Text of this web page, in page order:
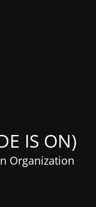
(Maintenance MODE IS ON)
Organization